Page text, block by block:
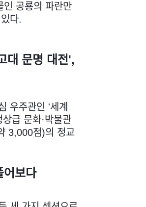
인 공룡의 파란만
다.
대 문명 대전',
우주관인 '세계
급 문화·박물관
3,000점)의 정교
어보다